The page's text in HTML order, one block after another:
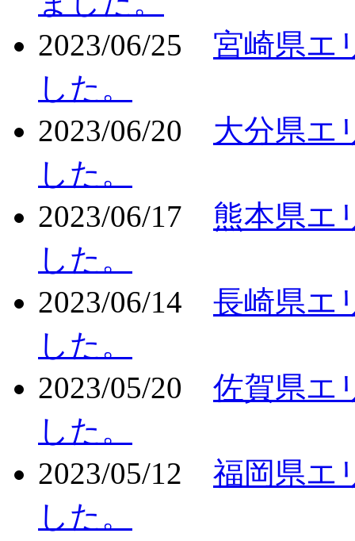
2023/06/25
宮崎県エ
した。
2023/06/20
大分県エ
した。
2023/06/17
熊本県エ
した。
2023/06/14
長崎県エ
した。
2023/05/20
佐賀県エ
した。
2023/05/12
福岡県エ
した。